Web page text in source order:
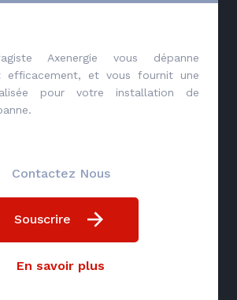
Axenergie vous dépanne
efficacement, et vous fournit une
pour votre installation de
Contactez Nous
Souscrire
En savoir plus